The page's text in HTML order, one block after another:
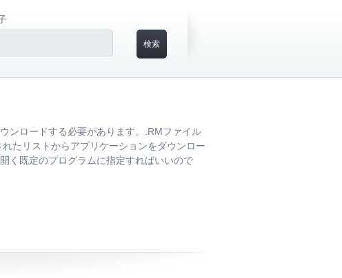
ンロードする必要があります。.RMファイル
たリストからアプリケーションをダウンロー
く既定のプログラムに指定すればいいので